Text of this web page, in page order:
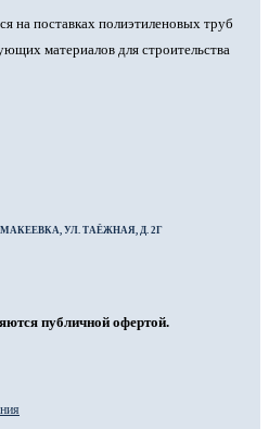
на поставках полиэтиленовых труб
материалов для строительства
УЛ. ТАЁЖНАЯ, Д. 2Г
публичной офертой.